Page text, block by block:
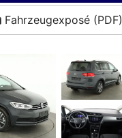
Fahrzeugexposé (PDF)